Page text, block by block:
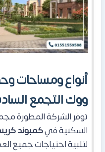
أنواع ومساحات
ووك التجمع
توفر الشركة المطورة
السكنية فيكمبوند
لتلبية احتياجات جميع